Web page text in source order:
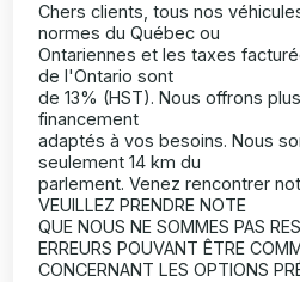
Chers clients, tous nos
normes du Québec ou
Ontariennes et les taxes
de l'Ontario sont
de 13% (HST). Nous offrons
financement
adaptés à vos besoins. Nous
seulement 14 km du
parlement. Venez rencontrer
VEUILLEZ PRENDRE NOTE
QUE NOUS NE SOMMES PAS
ERREURS POUVANT ÊTRE
CONCERNANT LES OPTIONS